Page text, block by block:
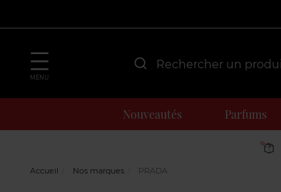
MENU
Nouveautés Parfums
Accueil Nos marques PRADA